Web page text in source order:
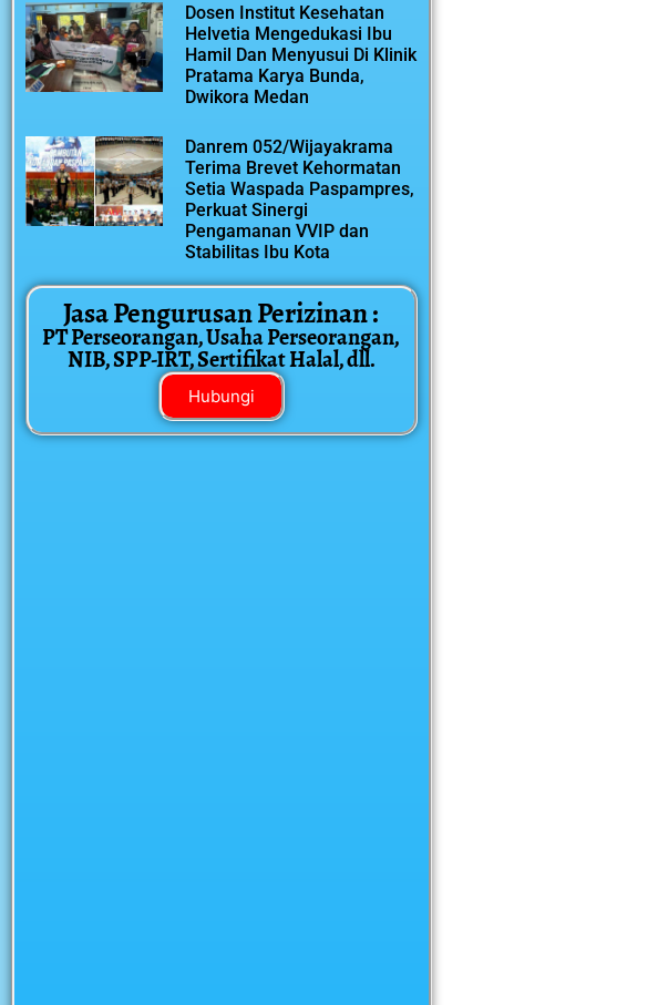
Dosen Institut Kesehatan
Helvetia Mengedukasi Ibu
Hamil Dan Menyusui Di Klinik
Pratama Karya Bunda,
Dwikora Medan
Danrem 052/Wijayakrama
Terima Brevet Kehormatan
Setia Waspada Paspampres,
Perkuat Sinergi
Pengamanan VVIP dan
Stabilitas Ibu Kota
Jasa Pengurusan Perizinan :
PT Perseorangan, Usaha Perseorangan,
NIB, SPP-IRT, Sertifikat Halal, dll.
Hubungi